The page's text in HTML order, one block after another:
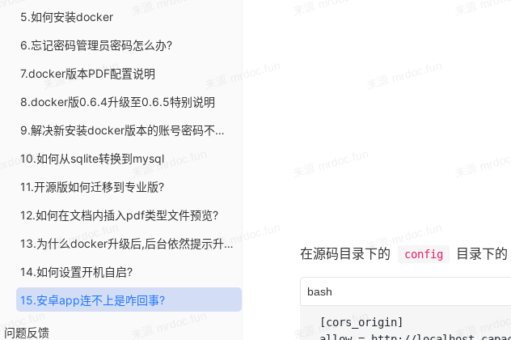
5.如何安装docker
6.忘记密码管理员密码怎么办?
7.docker版本PDF配置说明
8.docker版0.6.4升级至0.6.5特别说明
9.解决新安装docker版本的账号密码不对无法登录BUG
10.如何从sqlite转换到mysql
11.开源版如何迁移到专业版?
12.如何在文档内插入pdf类型文件预览?
13.为什么docker升级后,后台依然提示升级?
14.如何设置开机自启?
15.安卓app连不上是咋回事?
问题反馈
在源码目录下的 config 目录下的
bash
[cors_origin]